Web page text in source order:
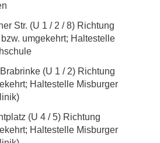
Str. (U 1 / 2 / 8) Richtung
umgekehrt; Haltestelle
(U 1 / 2) Richtung
Haltestelle Misburger
(U 4 / 5) Richtung
Haltestelle Misburger